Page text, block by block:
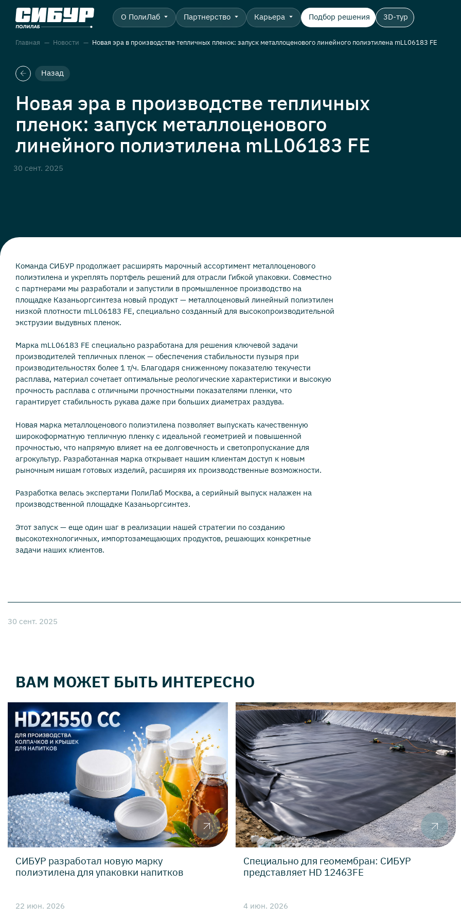
О ПолиЛаб Партнерство Карьера Подбор решения 3D-тур
Главная Новости Новая эра в производстве тепличных пленок: запуск металлоценового линейного полиэтилена mLL06183 FE
Назад
Новая эра в производстве тепличных
пленок: запуск металлоценового
линейного полиэтилена mLL06183 FE
30 сент. 2025
Команда СИБУР продолжает расширять марочный ассортимент металлоценового
полиэтилена и укреплять портфель решений для отрасли Гибкой упаковки. Совместно
с партнерами мы разработали и запустили в промышленное производство на
площадке Казаньоргсинтеза новый продукт — металлоценовый линейный полиэтилен
низкой плотности mLL06183 FE, специально созданный для высокопроизводительной
экструзии выдувных пленок.
Марка mLL06183 FE специально разработана для решения ключевой задачи
производителей тепличных пленок — обеспечения стабильности пузыря при
производительностях более 1 т/ч. Благодаря сниженному показателю текучести
расплава, материал сочетает оптимальные реологические характеристики и высокую
прочность расплава с отличными прочностными показателями пленки, что
гарантирует стабильность рукава даже при больших диаметрах раздува.
Новая марка металлоценового полиэтилена позволяет выпускать качественную
широкоформатную тепличную пленку с идеальной геометрией и повышенной
прочностью, что напрямую влияет на ее долговечность и светопропускание для
агрокультур. Разработанная марка открывает нашим клиентам доступ к новым
рыночным нишам готовых изделий, расширяя их производственные возможности.
Разработка велась экспертами ПолиЛаб Москва, а серийный выпуск налажен на
производственной площадке Казаньоргсинтез.
Этот запуск — еще один шаг в реализации нашей стратегии по созданию
высокотехнологичных, импортозамещающих продуктов, решающих конкретные
задачи наших клиентов.
30 сент. 2025
ВАМ МОЖЕТ БЫТЬ ИНТЕРЕСНО
СИБУР разработал новую марку
полиэтилена для упаковки напитков
22 июн. 2026
Специально для геомембран: СИБУР
представляет HD 12463FE
4 июн. 2026